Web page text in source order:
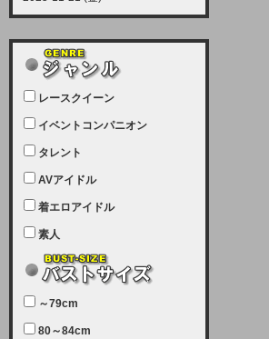
【サーバーメンテナンス実施につい
12月21日（日曜日）午前9：00か
ら午前11：00（予定）でサーバー
メンテナンスを実施します。ユーザ
ー様にはご迷惑をおかけしますがご
理解いただけます様、宜しくお願い
致します。
2025-07-05 (土)
【サーバーメンテナンス完了のお知
本日、サーバーメンテナンスのため
ユーザー様には大変ご迷惑をおかけ
しました。無事、メンテナンスが完
致します。
レースクイーン
イベントコンパニオン
タレント
AVアイドル
着エロアイドル
素人
～79cm
80～84cm